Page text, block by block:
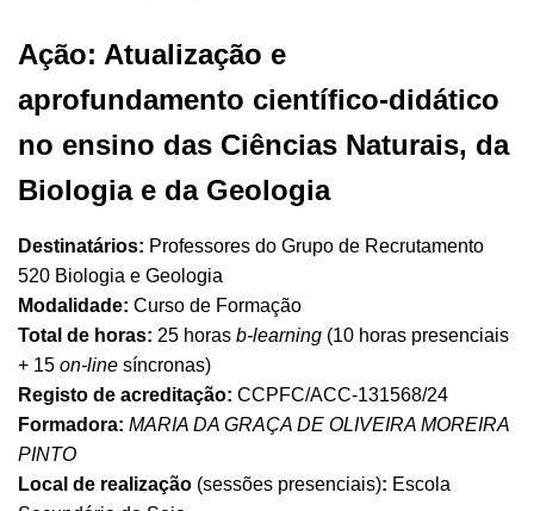
Ação: Atualização e
aprofundamento científico-didático
no ensino das Ciências Naturais, da
Biologia e da Geologia
Destinatários: Professores do Grupo de Recrutamento
520 Biologia e Geologia
Modalidade: Curso de Formação
Total de horas: 25 horas b-learning (10 horas presenciais
+ 15 on-line síncronas)
Registo de acreditação: CCPFC/ACC-131568/24
Formadora: MARIA DA GRAÇA DE OLIVEIRA MOREIRA
PINTO
Local de realização (sessões presenciais): Escola